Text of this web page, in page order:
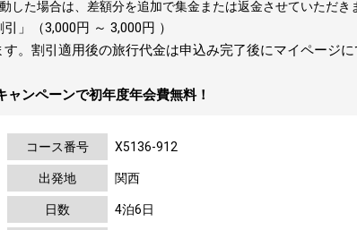
た場合は、差額分を追加で集金または返金させていただき
」（3,000円 ～ 3,000円 ）
。割引適用後の旅行代金は申込み完了後にマイページに
ャンペーンで初年度年会費無料！
コース番号 X5136-912
出発地 関西
日数 4泊6日